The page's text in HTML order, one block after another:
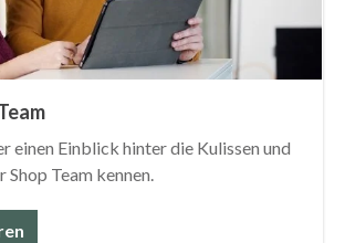
einen Einblick hinter die Kulissen und
Shop Team kennen.